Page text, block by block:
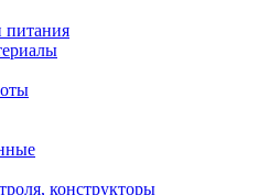
питания
конструкторы